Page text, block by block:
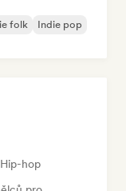
folk
Indie pop
Hip-hop